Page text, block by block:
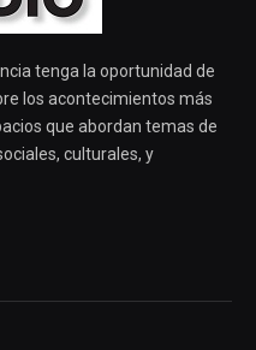
tenga la oportunidad de
los acontecimientos más
que abordan temas de
culturales, y